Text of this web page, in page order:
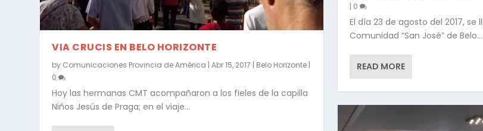
VIA CRUCIS EN BELO HORIZONTE
by Comunicaciones Provincia de América |Abr 15, 2017 | Belo Horizonte |
0
Hoy las hermanas CMT acompañaron a los fieles de la capilla
Niños Jesús de Praga; en el viaje...
0
El día 23 de agosto del 2017,
Comunidad “San José” de Belo...
READ MORE